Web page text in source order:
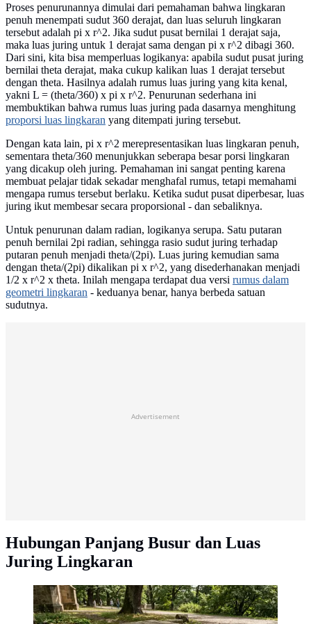
Proses penurunannya dimulai dari pemahaman bahwa lingkaran
penuh menempati sudut 360 derajat, dan luas seluruh lingkaran
tersebut adalah pi x r^2. Jika sudut pusat bernilai 1 derajat saja,
maka luas juring untuk 1 derajat sama dengan pi x r^2 dibagi 360.
Dari sini, kita bisa memperluas logikanya: apabila sudut pusat juring
bernilai theta derajat, maka cukup kalikan luas 1 derajat tersebut
dengan theta. Hasilnya adalah rumus luas juring yang kita kenal,
yakni L = (theta/360) x pi x r^2. Penurunan sederhana ini
membuktikan bahwa rumus luas juring pada dasarnya menghitung
proporsi luas lingkaran yang ditempati juring tersebut.
Dengan kata lain, pi x r^2 merepresentasikan luas lingkaran penuh,
sementara theta/360 menunjukkan seberapa besar porsi lingkaran
yang dicakup oleh juring. Pemahaman ini sangat penting karena
membuat pelajar tidak sekadar menghafal rumus, tetapi memahami
mengapa rumus tersebut berlaku. Ketika sudut pusat diperbesar, luas
juring ikut membesar secara proporsional - dan sebaliknya.
Untuk penurunan dalam radian, logikanya serupa. Satu putaran
penuh bernilai 2pi radian, sehingga rasio sudut juring terhadap
putaran penuh menjadi theta/(2pi). Luas juring kemudian sama
dengan theta/(2pi) dikalikan pi x r^2, yang disederhanakan menjadi
1/2 x r^2 x theta. Inilah mengapa terdapat dua versi rumus dalam
geometri lingkaran - keduanya benar, hanya berbeda satuan
sudutnya.
Advertisement
Hubungan Panjang Busur dan Luas
Juring Lingkaran